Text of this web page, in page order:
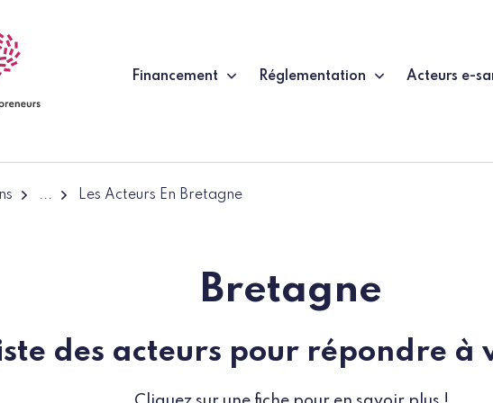
Financement Réglementation Acteurs e-
... Les Acteurs En Bretagne
Bretagne
des acteurs pour répondre à